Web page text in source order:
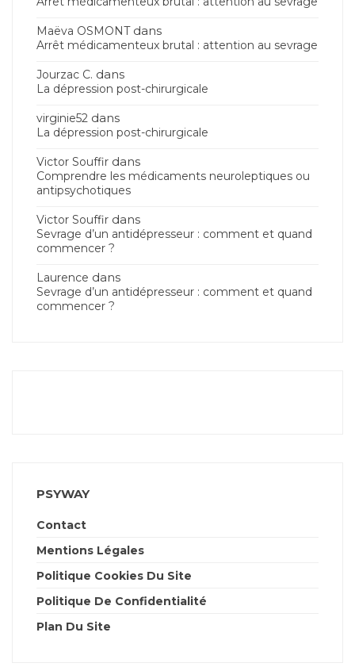
Maëva OSMONTdans
Arrêt médicamenteux brutal : attention au sevrage
Jourzac C. dans
La dépression post-chirurgicale
virginie52 dans
La dépression post-chirurgicale
Victor Souffir dans
Comprendre les médicaments neuroleptiques ou
antipsychotiques
Victor Souffir dans
Sevrage d’un antidépresseur : comment et quand
commencer ?
Laurence dans
Sevrage d’un antidépresseur : comment et quand
commencer ?
PSYWAY
Contact
Mentions Légales
Politique Cookies Du Site
Politique De Confidentialité
Plan Du Site